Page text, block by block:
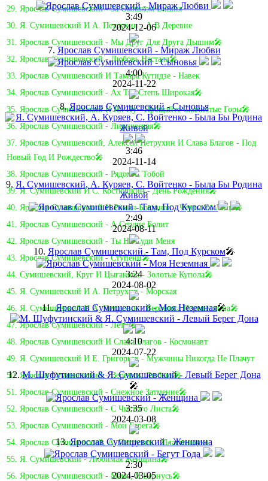
29. Ярослав Сумишевский - За Окошком Вишня
30. Я. Сумишевский И А. Петрухин - А В Деревне
31. Ярослав Сумишевский - Мы Друг Для Друга Дышим🎤
32. Ярослав Сумишевский - Любовь Настала🎤
33. Ярослав Сумишевский И Тамара Кутидзе - Навек
34. Ярослав Сумишевский - Ах Ты, Степь Широкая🎤
35. Ярослав Сумишевский И Ян Пу - Прощайте Скалистые Горы🎤
36. Ярослав Сумишевский - Лирическая🎤
37. Ярослав Сумишевский, Алексей Петрухин И Слава Благов - Под
Новый Год И Рождество🎤
38. Ярослав Сумишевский - Рядом С Тобой
39. Я. Сумишевский И С. Костюшкин - День Рождения🎤
40. Ярослав Сумишевский И Роман Богданов - Черты Её Лица🎤
41. Ярослав Сумишевский - А Сердце Болит
42. Ярослав Сумишевский - Ты Не Суди Меня
43. Ярослав Сумишевский - Ступени🎤
44. Сумишевский, Круг И Цыганова - Золотые Купола🎤
45. Я. Сумишевский И А. Петрухин - Морская
46. Я. Сумишевский И А. Петрухин - Вероника Перепёлкина🎤
47. Ярослав Сумишевский - Лети🎤
48. Ярослав Сумишевский И Слава Благов - Космонавт
49. Я. Сумишевский И Е. Григорьев - Мужчины Никогда Не Плачут
50. Ярослав Сумишевский - Вернись, Любовь🎤
51. Ярослав Сумишевский - Снежное Затмение🎤
52. Ярослав Сумишевский - С Чистого Листа🎤
53. Ярослав Сумишевский - Мои Берега🎤
54. Ярослав Сумишевский, А. Петрухин - Пластиночка
55. Я. Сумишевский - Любимая Женщина🎤
56. Ярослав Сумишевский - Мама, Я Вернусь🎤
3:49
2024-12-06
7.Ярослав Сумишевский - Мираж Любви
4:00
2024-11-22
8.Ярослав Сумишевский - Сыновья
3:46
2024-11-14
9. Я. Сумишевский, А. Куряев, С. Войтенко - Была Бы Родина
Живой
2:49
2024-08-11
10. Ярослав Сумишевский - Там, Под Курском🎤
3:24
2024-08-02
11.Ярослав Сумишевский - Моя Неземная🎤
4:10
2024-07-22
12.М. Шуфутинский & Я. Сумишевский - Левый Берег Дона
🎤
3:35
2024-03-08
13.Ярослав Сумишевский - Женщина
2:30
2024-03-05